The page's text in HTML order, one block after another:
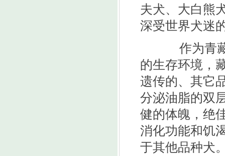
夫犬、大白熊
深受世界犬迷
作为青藏
的生存环境，
遗传的、其它
分泌油脂的双
健的体魄，绝
消化功能和饥
于其他品种犬